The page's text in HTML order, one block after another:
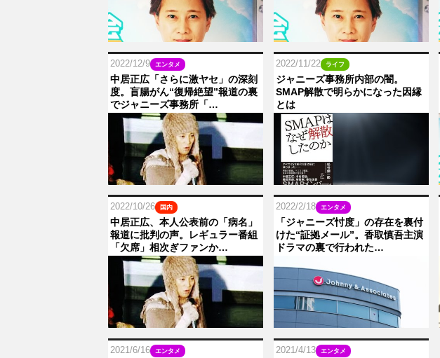
2022/12/9 エンタメ
中居正広「さらに激ヤセ」の深刻
度。盲腸がん“復帰絶望”報道の裏
でジャニーズ事務所「…
2022/11/22 ライフ
ジャニーズ事務所内部の闇。
SMAP解散で明らかになった因縁
とは
2022/10/26 国内
中居正広、本人公表前の「病名」
報道に批判の声。レギュラー番組
「欠席」相次ぎファンか…
2022/2/18 エンタメ
「ジャニーズ忖度」の存在を裏付
けた“証拠メール”。香取慎吾主演
ドラマの裏で行われた…
2021/6/16 エンタメ 2021/4/13 エンタメ